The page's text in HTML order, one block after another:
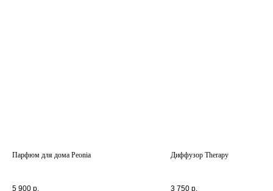
Парфюм для дома Peonia
5 900 р.
Диффузор Therapy
3 750 р.